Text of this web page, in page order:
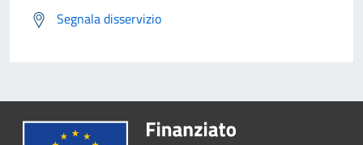
Segnala disservizio